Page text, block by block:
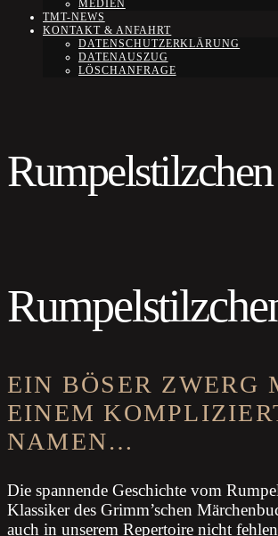
MEDIEN
TMT-NEWS
KONTAKT & ANFAHRT
DATENSCHUTZERKLÄRUNG
DATENAUSZUG
LÖSCHANFRAGE
Rumpelstilzchen
EIN BÖSER ZWERG
EINEM
NAMEN…
Die spannende Geschichte vom
Klassiker des Grimm’schen
auch in unserem Repertoire nicht